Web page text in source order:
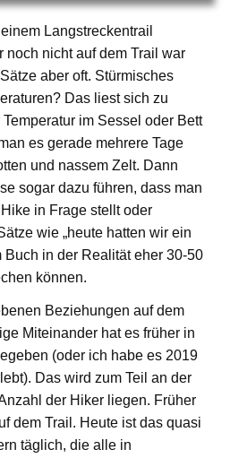
Langstreckentrail
noch nicht auf dem Trail war
aber oft. Stürmisches
Das liest sich zu
im Sessel oder Bett
es gerade mehrere Tage
und nassem Zelt. Dann
sogar dazu führen, dass man
in Frage stellt oder
wie „heute hatten wir ein
Buch in der Realität eher 30-50
können.
Beziehungen auf dem
Miteinander hat es früher in
(oder ich habe es 2019
Das wird zum Teil an der
der Hiker liegen. Früher
dem Trail. Heute ist das quasi
täglich, die alle in